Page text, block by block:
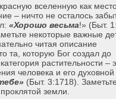
вселенную как
– ничто не осталось
«Хорошо весьма!» (Быт.
некоторые важные
читая описание
та, которую Бог создал до
растительности –
человека и его духовной
(Быт. 3:1718).
земли.